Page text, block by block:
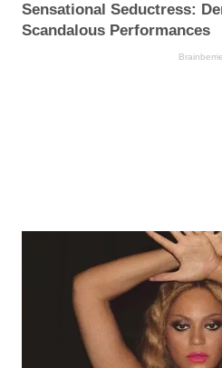
Sensational Seductress:
Scandalous Performances